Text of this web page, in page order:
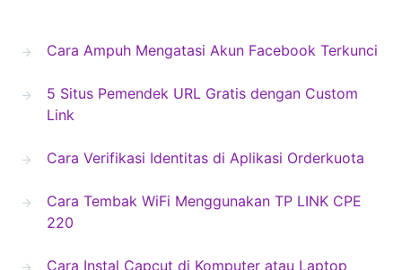
Cara Ampuh Mengatasi Akun Facebook Terkunci
5 Situs Pemendek URL Gratis dengan Custom
Link
Cara Verifikasi Identitas di Aplikasi Orderkuota
Cara Tembak WiFi Menggunakan TP LINK CPE
220
Cara Instal Capcut di Komputer atau Laptop